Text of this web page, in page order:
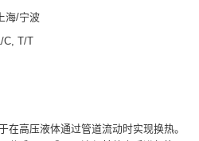
上海/宁波
L/C, T/T
在高压液体通过管道流动时实现换热。